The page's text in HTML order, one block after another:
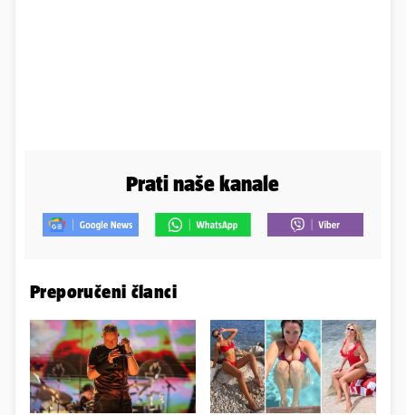
Prati naše kanale
Preporučeni članci